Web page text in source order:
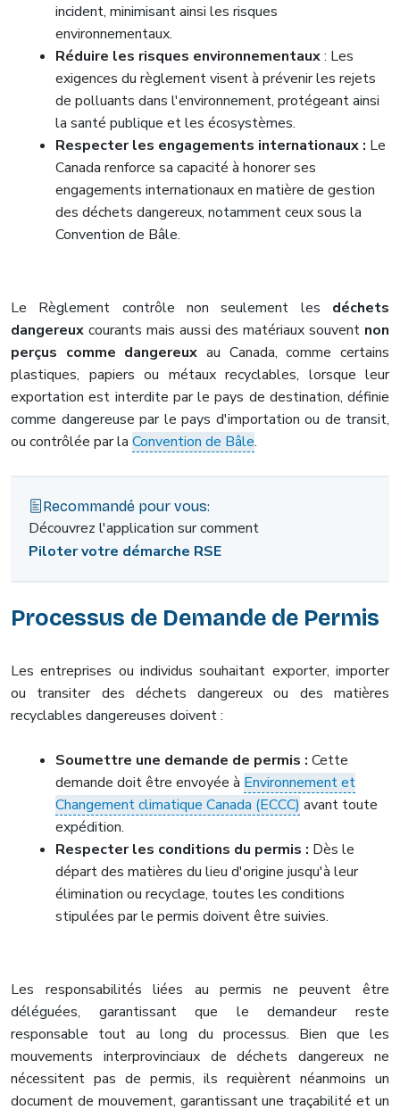
incident, minimisant ainsi les risques
environnementaux.
Réduire les risques environnementaux: Les
exigences du règlement visent à prévenir les rejets
de polluants dans l'environnement, protégeant ainsi
la santé publique et les écosystèmes.
Respecter les engagements internationaux : Le
Canada renforce sa capacité à honorer ses
engagements internationaux en matière de gestion
des déchets dangereux, notamment ceux sous la
Convention de Bâle.
Le Règlement contrôle non seulement les déchets
dangereux courants mais aussi des matériaux souvent non
perçus comme dangereux au Canada, comme certains
plastiques, papiers ou métaux recyclables, lorsque leur
exportation est interdite par le pays de destination, définie
comme dangereuse par le pays d'importation ou de transit,
ou contrôlée par la Convention de Bâle.
Recommandé pour vous:
Découvrez l'application sur comment
Piloter votre démarche RSE
Processus de Demande de Permis
Les entreprises ou individus souhaitant exporter, importer
ou transiter des déchets dangereux ou des matières
recyclables dangereuses doivent :
Soumettre une demande de permis : Cette
demande doit être envoyée à Environnement et
Changement climatique Canada (ECCC) avant toute
expédition.
Respecter les conditions du permis : Dès le
départ des matières du lieu d'origine jusqu'à leur
élimination ou recyclage, toutes les conditions
stipulées par le permis doivent être suivies.
Les responsabilités liées au permis ne peuvent être
déléguées, garantissant que le demandeur reste
responsable tout au long du processus. Bien que les
mouvements interprovinciaux de déchets dangereux ne
nécessitent pas de permis, ils requièrent néanmoins un
document de mouvement, garantissant une traçabilité et un